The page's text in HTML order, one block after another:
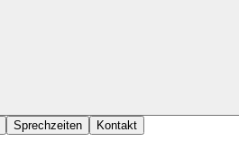
Sprechzeiten Kontakt